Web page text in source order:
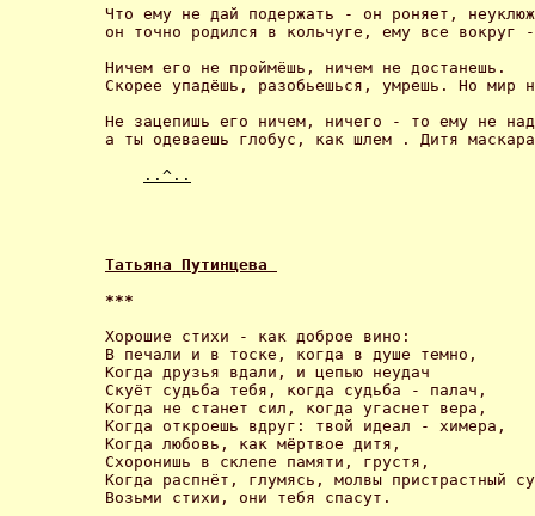
Что ему не дай подержать - он роняет,
он точно родился в кольчуге, ему все
Ничем его не проймёшь, ничем не достанешь.
Скорее упадёшь, разобьешься, умрешь. Но мир
Не зацепишь его ничем, ничего - то ему не
а ты одеваешь глобус, как шлем . Дитя
..^..
Татьяна Путинцева
***
Хорошие стихи - как доброе вино:
В печали и в тоске, когда в душе темно,
Когда друзья вдали, и цепью неудач
Скуёт судьба тебя, когда судьба - палач,
Когда не станет сил, когда угаснет вера,
Когда откроешь вдруг: твой идеал - химера,
Когда любовь, как мёртвое дитя,
Схоронишь в склепе памяти, грустя,
Когда распнёт, глумясь, молвы пристрастный
Возьми стихи, они тебя спасут.